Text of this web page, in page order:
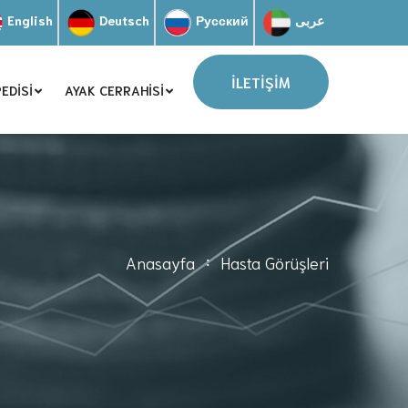
English Deutsch Русский عربى
AYAK CERRAHISI İLETİŞİM
Anasayfa Hasta Görüşleri